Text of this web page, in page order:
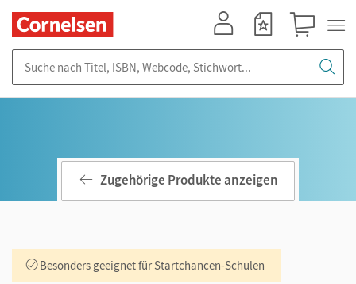
Zugehörige Produkte anzeigen
Besonders geeignet für Startchancen-Schulen